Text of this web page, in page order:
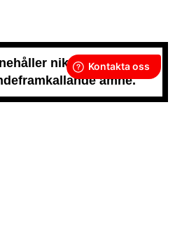
nikotin som är ett
ämne.